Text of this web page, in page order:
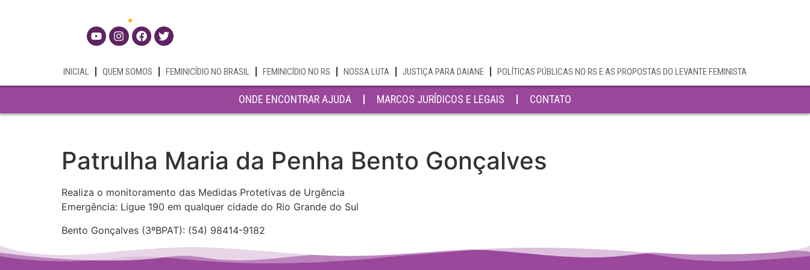
INICIAL QUEM SOMOS FEMINICÍDIO NO BRASIL FEMINICÍDIO NO RS NOSSA LUTA JUSTIÇA PARA DAIANE POLÍTICAS PÚBLICAS NO RS E AS PROPOSTAS DO LEVANTE FEMINISTA
ONDE ENCONTRAR AJUDA MARCOS JURÍDICOS E LEGAIS CONTATO
Patrulha Maria da Penha Bento Gonçalves
Realiza o monitoramento das Medidas Protetivas de Urgência
Emergência: Ligue 190 em qualquer cidade do Rio Grande do Sul
Bento Gonçalves (3ºBPAT): (54) 98414-9182